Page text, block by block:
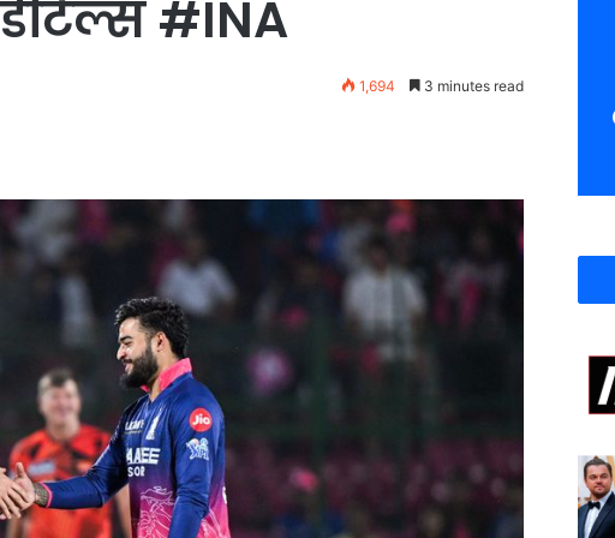
#INA
1,694 3 minutes read